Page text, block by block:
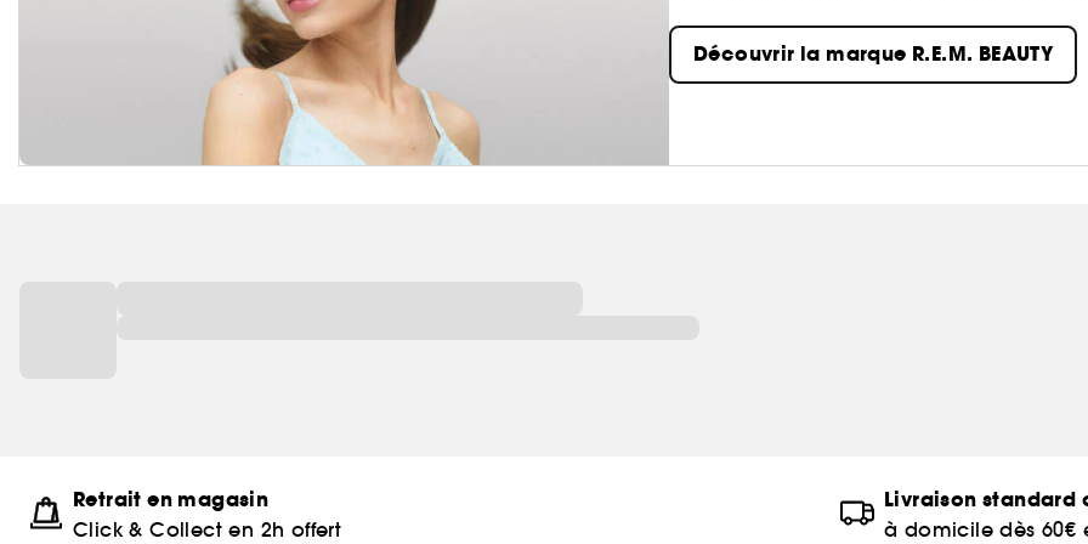
Découvrez le maquillage de demain : des
hybrides enrichies en soins de la peau, des
sensorielles.
Découvrir la marque R.E.M. BEAUTY
Retrait en magasin
Click & Collect en 2h offert
Livraison standard
à domicile dès 60€